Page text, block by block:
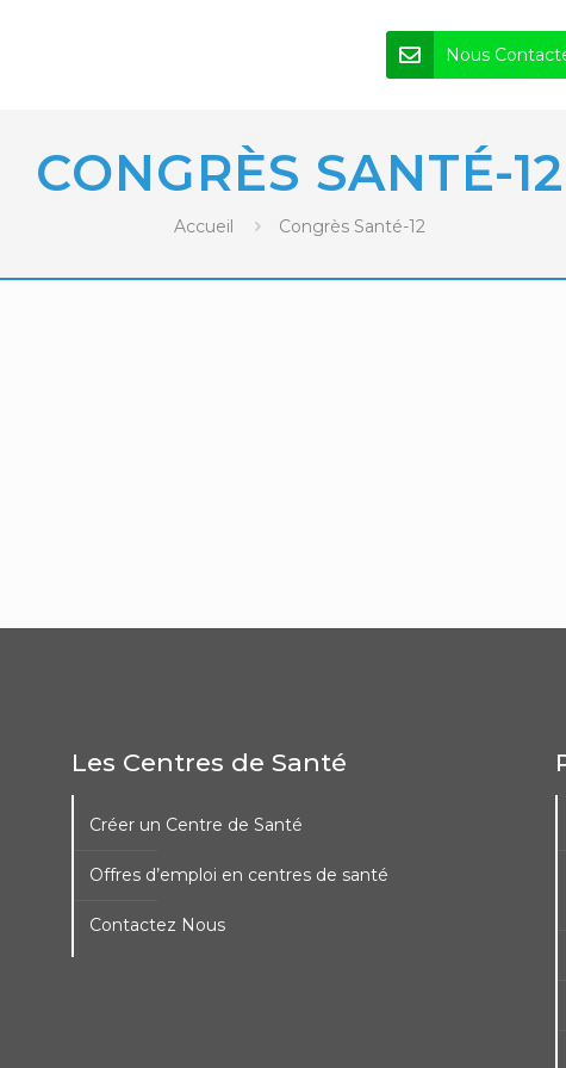
Nous
CONGRÈS SANTÉ-12
Accueil Congrès Santé-12
Les Centres de Santé
Créer un Centre de Santé
Offres d’emploi en centres de santé
Contactez Nous